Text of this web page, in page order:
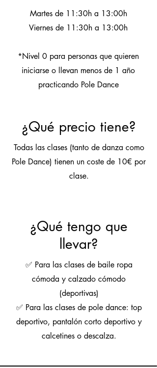
Martes de 11:30h a 13:00h
Viernes de 11:30h a 13:00h
*Nivel 0 para personas que quieren
iniciarse o llevan menos de 1 año
practicando Pole Dance
¿Qué precio tiene?
Todas las clases (tanto de danza como
Pole Dance) tienen un coste de 10€ por
clase.
¿Qué tengo que
llevar?
✅ Para las clases de baile ropa
cómoda y calzado cómodo
(deportivas)
✅ Para las clases de pole dance: top
deportivo, pantalón corto deportivo y
calcetines o descalza.